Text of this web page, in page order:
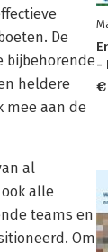
De
bijbehorende
heldere
mee aan de
al
alle
teams en
Om
-
€